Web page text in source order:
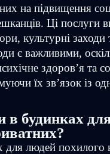
на підвищення
Ці послуги
культурні
є важливими,
здоров’я та
їх зв’язок із
в будинках
для людей похилого